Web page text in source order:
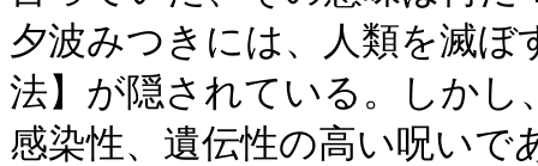
夕波みつきには、人類を滅
法】が隠されている。しか
感染性、遺伝性の高い呪いで